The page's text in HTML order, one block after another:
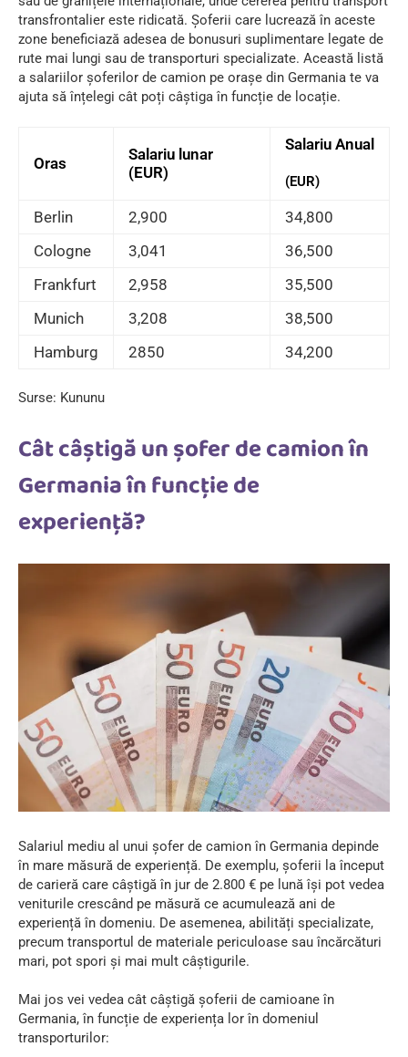
transfrontalier este ridicată. Șoferii care lucrează în aceste
zone beneficiază adesea de bonusuri suplimentare legate de
rute mai lungi sau de transporturi specializate. Această listă
a salariilor șoferilor de camion pe orașe din Germania te va
ajuta să înțelegi cât poți câștiga în funcție de locație.
Oras
Salariu lunar
(EUR)
Salariu Anual
(EUR)
Berlin 2,900
34,800
Cologne
3,041
36,500
Frankfurt
2,958
35,500
Munich
3,208
38,500
Hamburg
2850 34,200
Surse: Kununu
Cât câștigă un șofer de camion în
Germania în funcție de
experiență?
Salariul mediu al unui șofer de camion în Germania depinde
în mare măsură de experiență. De exemplu, șoferii la început
de carieră care câștigă în jur de 2.800 € pe lună își pot vedea
veniturile crescând pe măsură ce acumulează ani de
experiență în domeniu. De asemenea, abilități specializate,
precum transportul de materiale periculoase sau încărcături
mari, pot spori și mai mult câștigurile.
Mai jos vei vedea cât câștigă șoferii de camioane în
Germania, în funcție de experiența lor în domeniul
transporturilor: